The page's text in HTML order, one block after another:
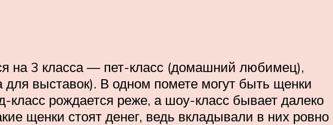
на 3 класса — пет-класс (домашний любимец),
выставок). В одном помете могут быть щенки
класс рождается реже, а шоу-класс бывает далеко
щенки стоят денег, ведь вкладывали в них ровно